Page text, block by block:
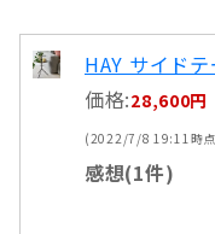
やキッチ
ぞろい！
ゲンにあ
ー・シェ
エがプロ
イオン・
HAY サイド
価格:28,600円
(2022/7/8 19:11時
感想(1件)